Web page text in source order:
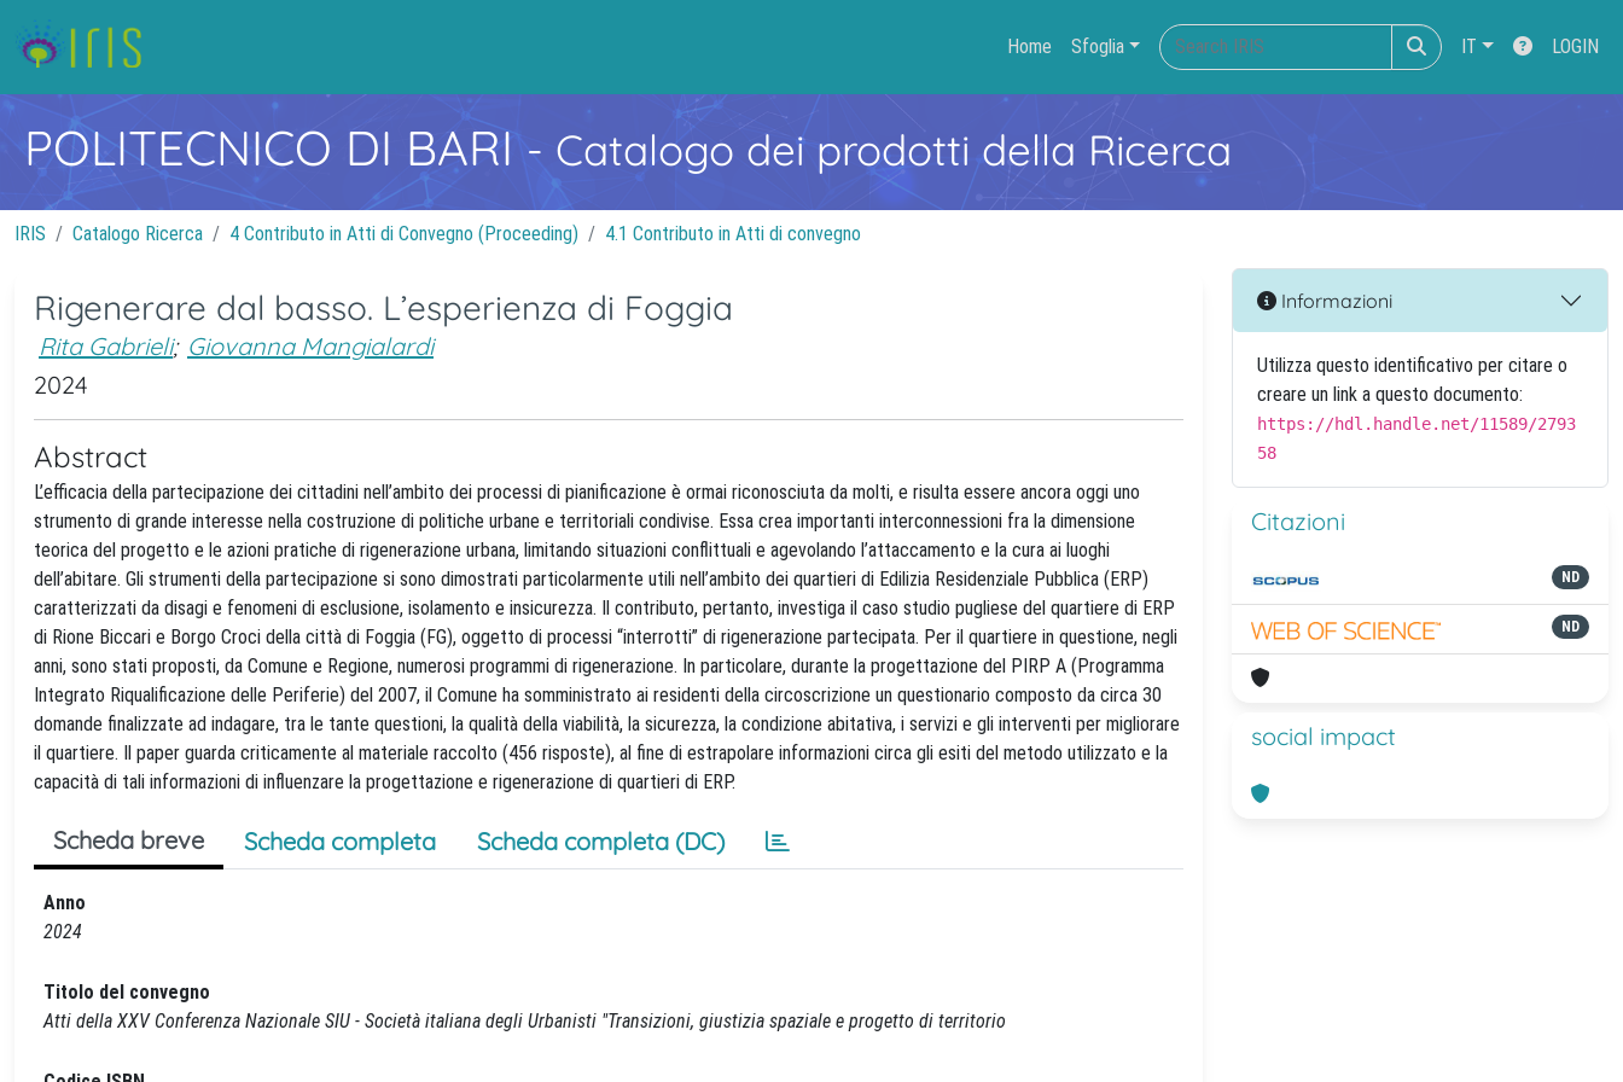
Home Sfoglia IT LOGIN
POLITECNICO DI BARI- Catalogo dei prodotti della Ricerca
IRIS Catalogo Ricerca 4 Contributo in Atti di Convegno (Proceeding) 4.1 Contributo in Atti di convegno
Rigenerare dal basso. L’esperienza di Foggia
Rita Gabrieli; Giovanna Mangialardi
2024
Abstract
L’efficacia della partecipazione dei cittadini nell’ambito dei processi di pianificazione è ormai riconosciuta da molti, e risulta essere ancora oggi uno
strumento di grande interesse nella costruzione di politiche urbane e territoriali condivise. Essa crea importanti interconnessioni fra la dimensione
teorica del progetto e le azioni pratiche di rigenerazione urbana, limitando situazioni conflittuali e agevolando l’attaccamento e la cura ai luoghi
dell’abitare. Gli strumenti della partecipazione si sono dimostrati particolarmente utili nell’ambito dei quartieri di Edilizia Residenziale Pubblica (ERP)
caratterizzati da disagi e fenomeni di esclusione, isolamento e insicurezza. Il contributo, pertanto, investiga il caso studio pugliese del quartiere di ERP
di Rione Biccari e Borgo Croci della città di Foggia (FG), oggetto di processi “interrotti” di rigenerazione partecipata. Per il quartiere in questione, negli
anni, sono stati proposti, da Comune e Regione, numerosi programmi di rigenerazione. In particolare, durante la progettazione del PIRP A (Programma
Integrato Riqualificazione delle Periferie) del 2007, il Comune ha somministrato ai residenti della circoscrizione un questionario composto da circa 30
domande finalizzate ad indagare, tra le tante questioni, la qualità della viabilità, la sicurezza, la condizione abitativa, i servizi e gli interventi per migliorare
il quartiere. Il paper guarda criticamente al materiale raccolto (456 risposte), al fine di estrapolare informazioni circa gli esiti del metodo utilizzato e la
capacità di tali informazioni di influenzare la progettazione e rigenerazione di quartieri di ERP.
Scheda breve Scheda completa Scheda completa (DC)
Anno
2024
Titolo del convegno
Atti della XXV Conferenza Nazionale SIU - Società italiana degli Urbanisti "Transizioni, giustizia spaziale e progetto di territorio
Informazioni
Utilizza questo identificativo per citare o
creare un link a questo documento:
https://hdl.handle.net/11589/2793
58
Citazioni
ND
ND
social impact